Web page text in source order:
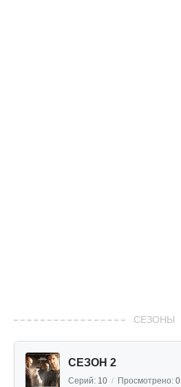
СЕЗОНЫ
СЕЗОН 2
Серий: 10 / Просмотрено: 0